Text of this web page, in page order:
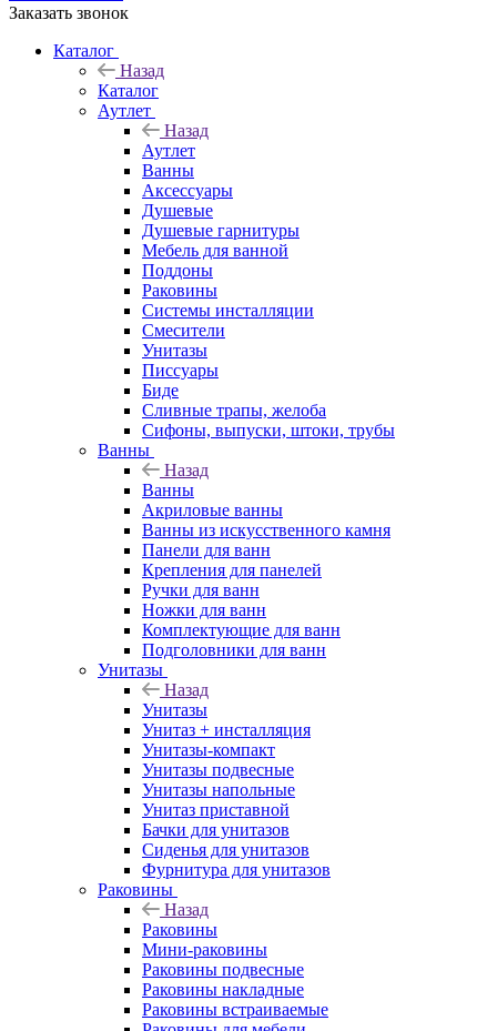
Заказать звонок
Каталог
Назад
Каталог
Аутлет
Назад
Аутлет
Ванны
Аксессуары
Душевые
Душевые гарнитуры
Мебель для ванной
Поддоны
Раковины
Системы инсталляции
Смесители
Унитазы
Писсуары
Биде
Сливные трапы, желоба
Сифоны, выпуски, штоки, трубы
Ванны
Назад
Ванны
Акриловые ванны
Ванны из искусственного камня
Панели для ванн
Крепления для панелей
Ручки для ванн
Ножки для ванн
Комплектующие для ванн
Подголовники для ванн
Унитазы
Назад
Унитазы
Унитаз + инсталляция
Унитазы-компакт
Унитазы подвесные
Унитазы напольные
Унитаз приставной
Бачки для унитазов
Сиденья для унитазов
Фурнитура для унитазов
Раковины
Назад
Раковины
Мини-раковины
Раковины подвесные
Раковины накладные
Раковины встраиваемые